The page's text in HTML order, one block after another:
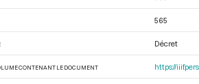
565
Décret
CONTENANT LE DOCUMENT https://